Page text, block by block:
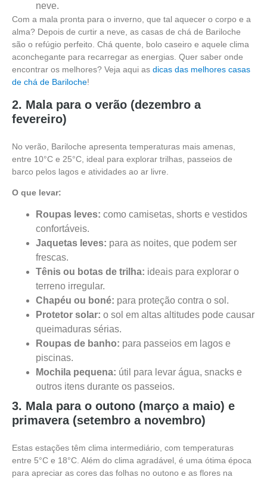
neve.
Com a mala pronta para o inverno, que tal aquecer o corpo e a
alma? Depois de curtir a neve, as casas de chá de Bariloche
são o refúgio perfeito. Chá quente, bolo caseiro e aquele clima
aconchegante para recarregar as energias. Quer saber onde
encontrar os melhores? Veja aqui as dicas das melhores casas
de chá de Bariloche!
2. Mala para o verão (dezembro a
fevereiro)
No verão, Bariloche apresenta temperaturas mais amenas,
entre 10°C e 25°C, ideal para explorar trilhas, passeios de
barco pelos lagos e atividades ao ar livre.
O que levar:
Roupas leves: como camisetas, shorts e vestidos
confortáveis.
Jaquetas leves: para as noites, que podem ser
frescas.
Tênis ou botas de trilha: ideais para explorar o
terreno irregular.
Chapéu ou boné: para proteção contra o sol.
Protetor solar: o sol em altas altitudes pode causar
queimaduras sérias.
Roupas de banho: para passeios em lagos e
piscinas.
Mochila pequena: útil para levar água, snacks e
outros itens durante os passeios.
3. Mala para o outono (março a maio) e
primavera (setembro a novembro)
Estas estações têm clima intermediário, com temperaturas
entre 5°C e 18°C. Além do clima agradável, é uma ótima época
para apreciar as cores das folhas no outono e as flores na